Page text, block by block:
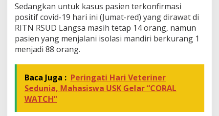
9
Sedangkan untuk kasus pasien terkonfirmasi
positif covid-19 hari ini (Jumat-red) yang dirawat di
RITN RSUD Langsa masih tetap 14 orang, namun
pasien yang menjalani isolasi mandiri berkurang 1
menjadi 88 orang.
Baca Juga : Peringati Hari Veteriner
Sedunia, Mahasiswa USK Gelar “CORAL
WATCH”